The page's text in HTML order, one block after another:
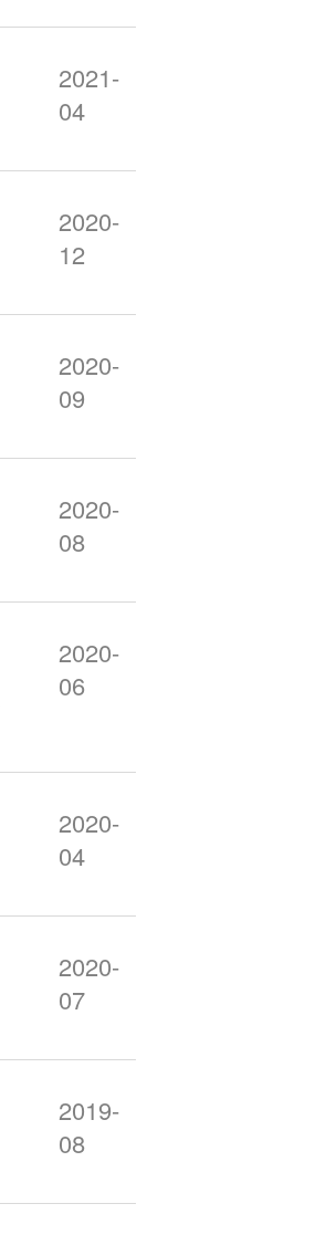
2021-
04
2020-
12
2020-
09
2020-
08
2020-
06
2020-
04
2020-
07
2019-
08